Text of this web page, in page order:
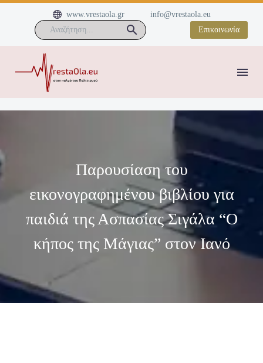

 www.vrestaola.gr
info@vrestaola.eu
Επικοινωνία
Παρουσίαση του
εικονογραφημένου βιβλίου για
παιδιά της Ασπασίας Σιγάλα “Ο
κήπος της Μάγιας” στον Ιανό